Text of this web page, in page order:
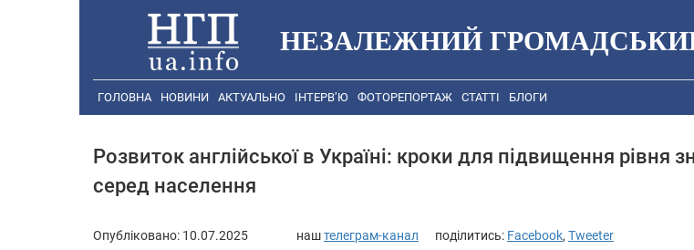
НЕЗАЛЕЖНИЙ
ГОЛОВНА НОВИНИ АКТУАЛЬНО ІНТЕРВ’Ю ФОТОРЕПОРТАЖ СТАТТІ БЛОГИ
Розвиток англійської в Україні: кроки для підвищення рівня
серед населення
Опубліковано: 10.07.2025 наштелеграм-канал поділитись: Facebook, Tweeter